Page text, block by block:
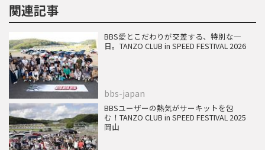
関連記事
BBS愛とこだわりが交差する、特別な一
日。TANZO CLUB in SPEED FESTIVAL 2026
bbs-japan
BBSユーザーの熱気がサーキットを包
む！TANZO CLUB in SPEED FESTIVAL 2025
岡山